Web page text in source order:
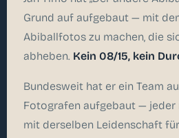
Grund auf aufgebaut — mit
Abiballfotos zu machen, die
abheben. Kein 08/15, kein
Bundesweit hat er ein Team
Fotografen aufgebaut — jeder
mit derselben Leidenschaft